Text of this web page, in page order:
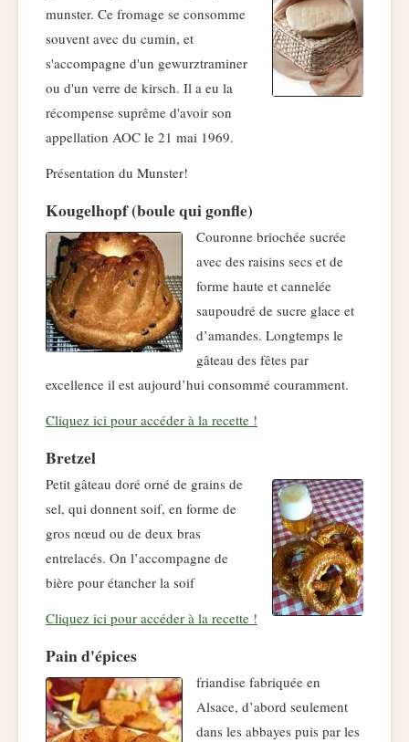
munster. Ce fromage se consomme
souvent avec du cumin, et
s'accompagne d'un gewurztraminer
ou d'un verre de kirsch. Il a eu la
récompense suprême d'avoir son
appellation AOC le 21 mai 1969.
Présentation du Munster!
Kougelhopf (boule qui gonfle)
Couronne briochée sucrée
avec des raisins secs et de
forme haute et cannelée
saupoudré de sucre glace et
d’amandes. Longtemps le
gâteau des fêtes par
excellence il est aujourd’hui consommé couramment.
Cliquez ici pour accéder à la recette !
Bretzel
Petit gâteau doré orné de grains de
sel, qui donnent soif, en forme de
gros nœud ou de deux bras
entrelacés. On l’accompagne de
bière pour étancher la soif
Cliquez ici pour accéder à la recette !
Pain d'épices
friandise fabriquée en
Alsace, d’abord seulement
dans les abbayes puis par les